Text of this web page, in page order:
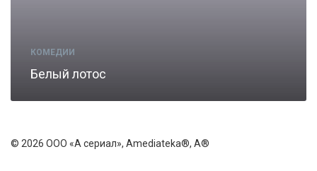
КОМЕДИИ
Белый лотос
© 2026 ООО «А сериал», Amediateka®, A®